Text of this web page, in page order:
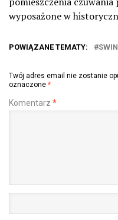
wyposażone w
POWIĄZANE TEMATY:
Twój adres email nie zostanie
oznaczone *
Komentarz *